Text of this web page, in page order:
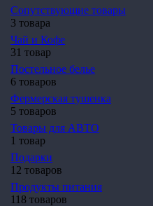
Сопутствующие товары
3 товара
Чай и Кофе
31 товар
Постельное белье
6 товаров
Фермерская тушенка
5 товаров
Товары для АВТО
1 товар
Подарки
12 товаров
Продукты питания
118 товаров